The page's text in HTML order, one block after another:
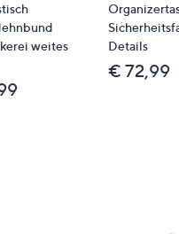
weites
Details
€ 72,99